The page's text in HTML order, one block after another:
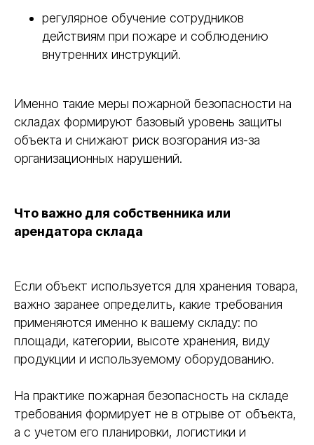
регулярное обучение сотрудников
действиям при пожаре и соблюдению
внутренних инструкций.
Именно такие меры пожарной безопасности на
складах формируют базовый уровень защиты
объекта и снижают риск возгорания из-за
организационных нарушений.
Что важно для собственника или
арендатора склада
Если объект используется для хранения товара,
важно заранее определить, какие требования
применяются именно к вашему складу: по
площади, категории, высоте хранения, виду
продукции и используемому оборудованию.
На практике пожарная безопасность на складе
требования формирует не в отрыве от объекта,
а с учетом его планировки, логистики и